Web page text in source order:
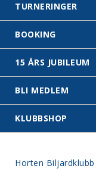
TURNERINGER
BOOKING
15 ÅRS JUBILEUM
BLI MEDLEM
KLUBBSHOP
Horten Biljardklubb